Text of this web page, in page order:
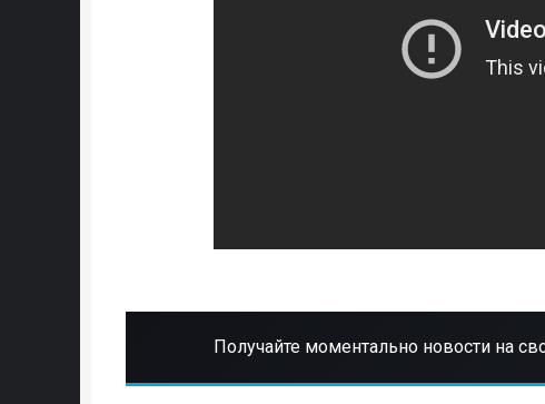
Получайте моментально новости на